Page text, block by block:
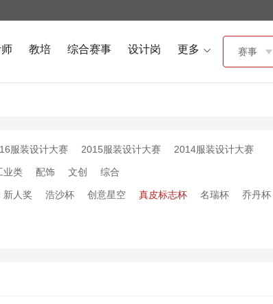
教培 综合赛事 设计岗 更多  赛事 
服装设计大赛 2015服装设计大赛 2014服装设计大赛
业类 配饰 文创 综合
新人奖 浩沙杯 创意星空 真皮标志杯 名瑞杯 乔丹杯